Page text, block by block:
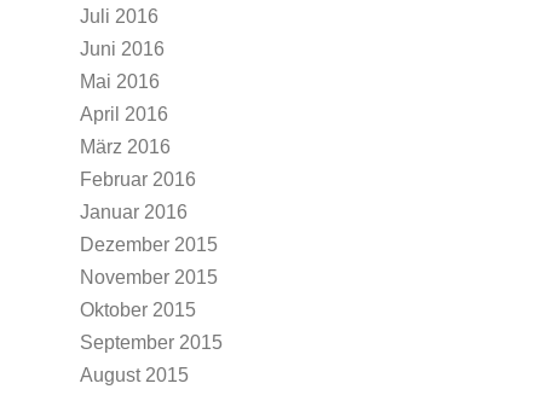
Juli 2016
Juni 2016
Mai 2016
April 2016
März 2016
Februar 2016
Januar 2016
Dezember 2015
November 2015
Oktober 2015
September 2015
August 2015